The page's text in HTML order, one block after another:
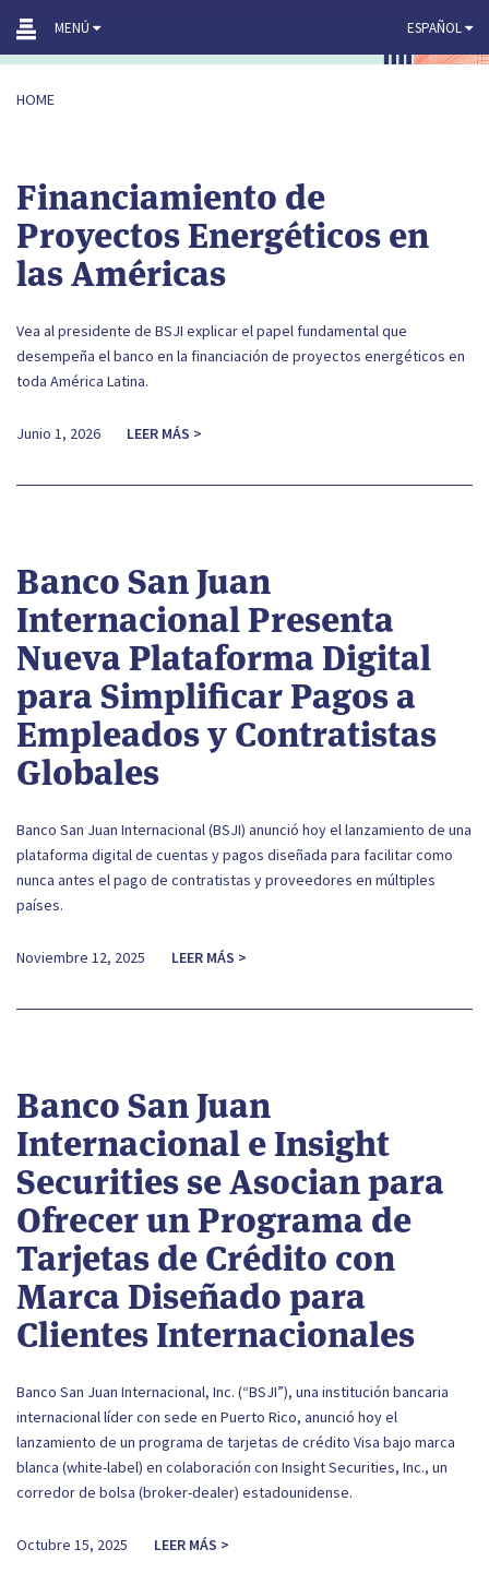
contenido
MENÚ ESPAÑOL
HOME
Financiamiento de
Proyectos Energéticos en
las Américas
Vea al presidente de BSJI explicar el papel fundamental que
desempeña el banco en la financiación de proyectos energéticos en
toda América Latina.
Junio 1, 2026 LEER MÁS >
Banco San Juan
Internacional Presenta
Nueva Plataforma Digital
para Simplificar Pagos a
Empleados y Contratistas
Globales
Banco San Juan Internacional (BSJI) anunció hoy el lanzamiento de una
plataforma digital de cuentas y pagos diseñada para facilitar como
nunca antes el pago de contratistas y proveedores en múltiples
países.
Noviembre 12, 2025 LEER MÁS >
Banco San Juan
Internacional e Insight
Securities se Asocian para
Ofrecer un Programa de
Tarjetas de Crédito con
Marca Diseñado para
Clientes Internacionales
Banco San Juan Internacional, Inc. (“BSJI”), una institución bancaria
internacional líder con sede en Puerto Rico, anunció hoy el
lanzamiento de un programa de tarjetas de crédito Visa bajo marca
blanca (white-label) en colaboración con Insight Securities, Inc., un
corredor de bolsa (broker-dealer) estadounidense.
Octubre 15, 2025 LEER MÁS >